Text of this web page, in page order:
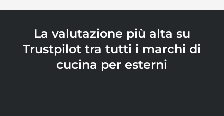
La valutazione più alta su
Trustpilot tra tutti i marchi di
cucina per esterni